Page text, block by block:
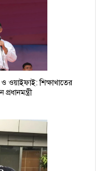
সচিব ইসমাইল
মধ্যে গ্রেপ্তার শুরু: ডিএমপি
পরোয়ানা
হুমকি, থানায় জিডি
ওয়াইফাই: শিক্ষাখাতের